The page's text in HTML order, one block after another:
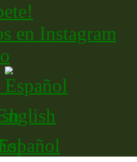
en Instagram